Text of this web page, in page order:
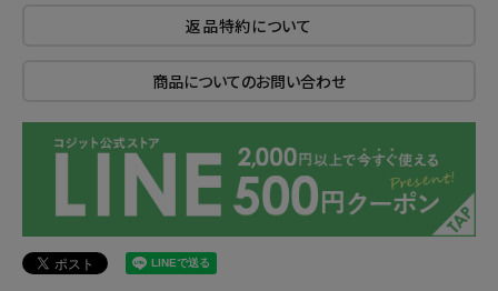
返品特約について
商品についてのお問い合わせ